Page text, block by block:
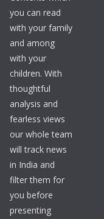
you can read
with your family
and among
with your
children. With
thoughtful
analysis and
fearless views
our whole team
will track news
in India and
filter them for
you before
presenting